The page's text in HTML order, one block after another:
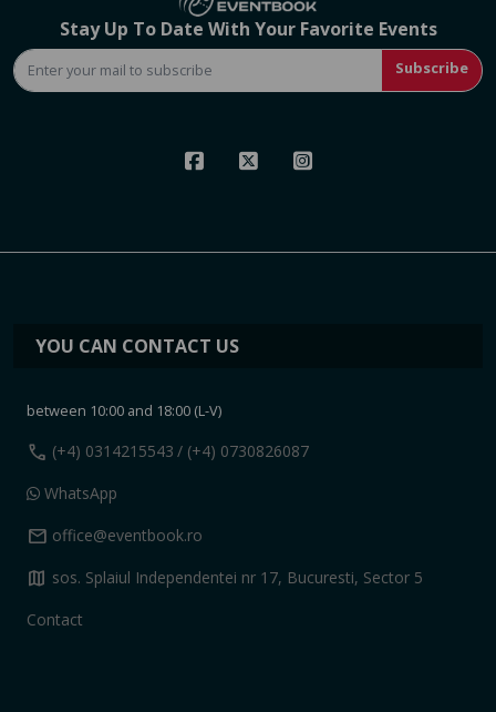
Stay Up To Date With Your Favorite Events
Subscribe
YOU CAN CONTACT US
between 10:00 and 18:00 (L-V)
call (+4) 0314215543 / (+4) 0730826087
WhatsApp
mail office@eventbook.ro
map sos. Splaiul Independentei nr 17, Bucuresti, Sector 5
Contact